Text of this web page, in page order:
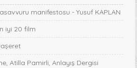
manifestosu - Yusuf KAPLAN
iyi 20 film
Atilla Pamirli, Anlayış Dergisi